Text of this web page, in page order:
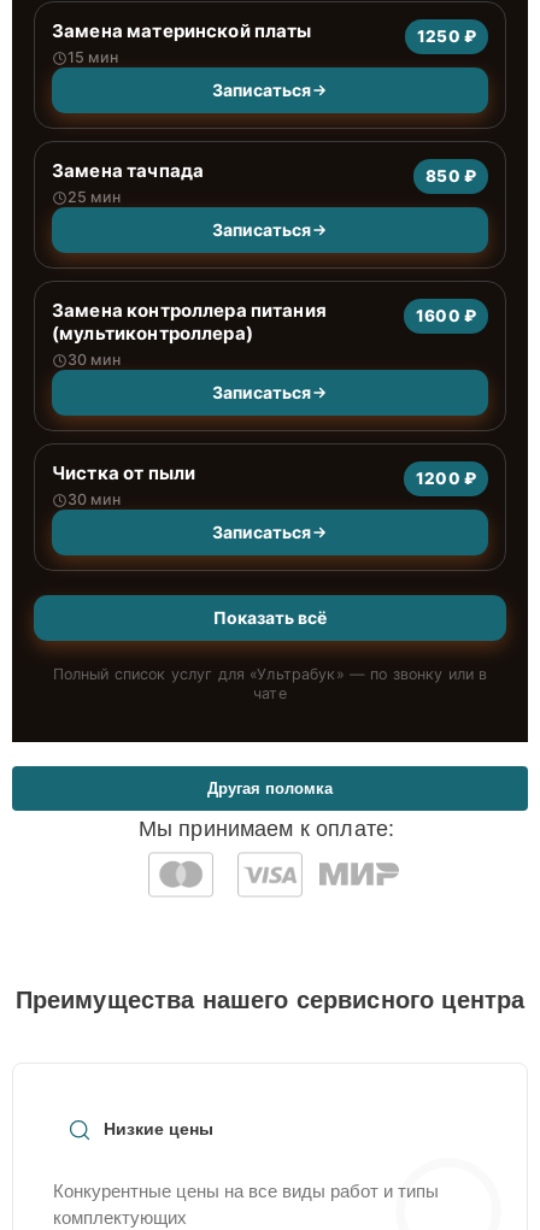
Замена материнской платы
15 мин
1250 ₽
Записаться
Замена тачпада
25 мин
850 ₽
Записаться
Замена контроллера питания
(мультиконтроллера)
30 мин
1600 ₽
Записаться
Чистка от пыли
30 мин
1200 ₽
Записаться
Показать всё
Полный список услуг для «Ультрабук » — по звонку или в
чате
Мы принимаем к оплате:
Другая поломка
Преимущества нашего сервисного центра
Низкие цены
Конкурентные цены на все виды работ и типы
комплектующих